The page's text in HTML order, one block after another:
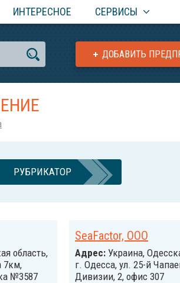
ИНТЕРЕСНОЕ СЕРВИСЫ
ДОБАВИТЬ
РУБРИКАТОР
область,
7км,
№3587
SeaFactor, ООО
Адрес: Украина,
г. Одесса, ул. 25-й
Дивизии, 2, офис 307